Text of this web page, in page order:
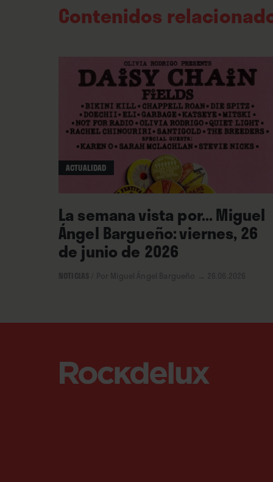
Contenidos
ACTUALIDAD
La semana vista por... Miguel
Ángel Bargueño: viernes, 26
de junio de 2026